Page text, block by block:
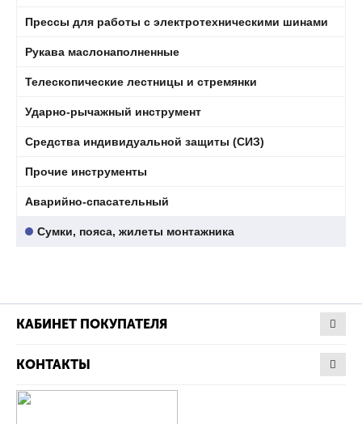
Прессы для работы с электротехническими шинами
Рукава маслонаполненные
Телескопические лестницы и стремянки
Ударно-рычажный инструмент
Средства индивидуальной защиты (СИЗ)
Прочие инструменты
Аварийно-спасательный
Сумки, пояса, жилеты монтажника
КАБИНЕТ ПОКУПАТЕЛЯ
КОНТАКТЫ